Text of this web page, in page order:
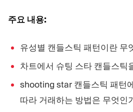
주요 내용:
유성별 캔들스틱 패턴이란 무
차트에서 슈팅 스타 캔들스틱
shooting star 캔들스틱 패턴
따라 거래하는 방법은 무엇인
마케팅 가이드
블로그
동영상 튜토리얼
수익 계산기
회사
팀
통계
회사